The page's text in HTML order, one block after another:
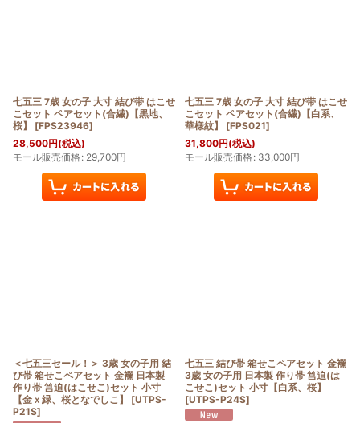
七五三 7歳 女の子 大寸 結び帯 はこせ
こセット ペアセット(合繊)【黒地、
桜】
[FPS23946]
28,500円(税込)
モール販売価格: 29,700円
七五三 7歳 女の子 大寸 結び帯 はこせ
こセット ペアセット(合繊)【白系、
華様紋】
[FPS021]
31,800円(税込)
モール販売価格: 33,000円
＜七五三セール！＞ 3歳 女の子用 結
び帯 箱せこペアセット 金襴 日本製
作り帯 筥迫(はこせこ)セット 小寸
【金ｘ緑、桜となでしこ】
[UTPS-
P21S]
七五三 結び帯 箱せこペアセット 金襴
3歳 女の子用 日本製 作り帯 筥迫(は
こせこ)セット 小寸【白系、桜】
[UTPS-P24S]